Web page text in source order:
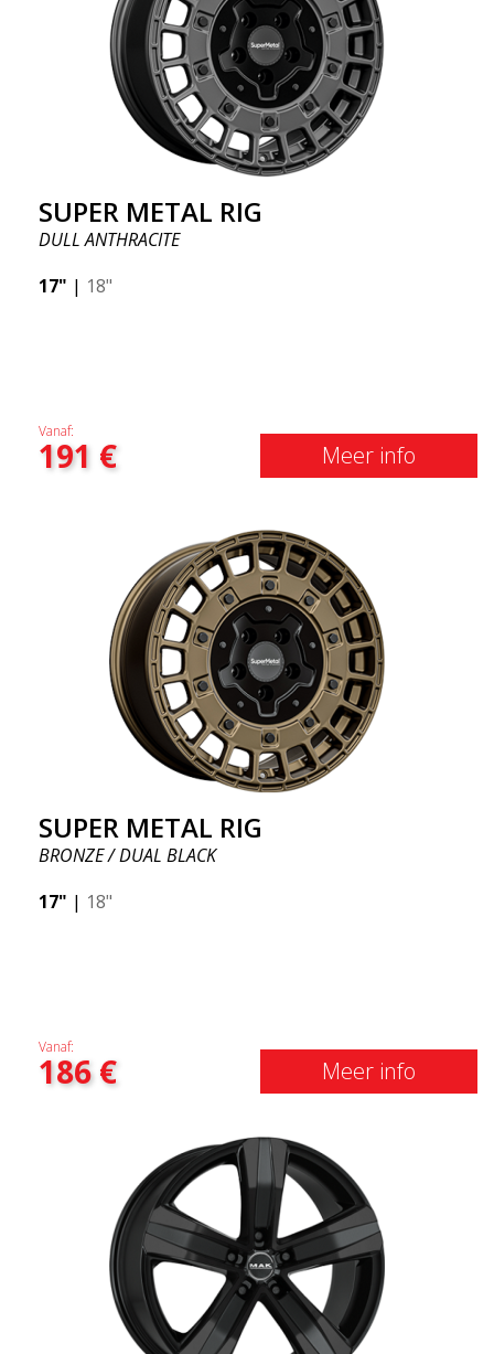
SUPER METAL RIG
DULL ANTHRACITE
17" | 18"
Vanaf:
191 € Meer info
SUPER METAL RIG
BRONZE / DUAL BLACK
17" | 18"
Vanaf:
186€ Meer info